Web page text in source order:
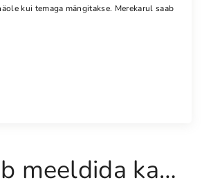
kui temaga mängitakse. Merekarul saab
meeldida ka…